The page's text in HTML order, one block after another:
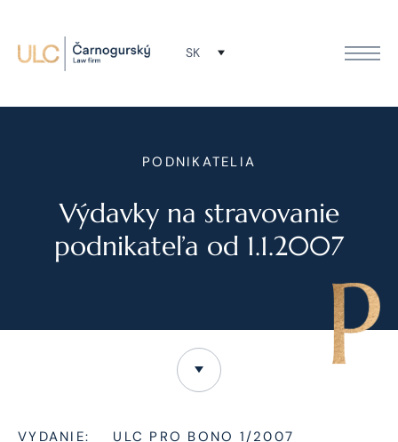
SK
PODNIKATELIA
Výdavky na stravovanie
podnikateľa od 1.1.2007
VYDANIE: ULC PRO BONO 1/2007